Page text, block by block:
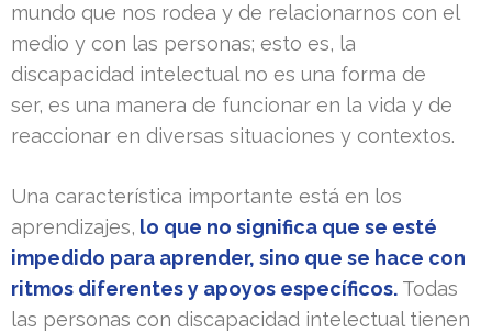
mundo que nos rodea y de relacionarnos con el
medio y con las personas; esto es, la
discapacidad intelectual no es una forma de
ser, es una manera de funcionar en la vida y de
reaccionar en diversas situaciones y contextos.
Una característica importante está en los
aprendizajes, lo que no significa que se esté
impedido para aprender, sino que se hace con
ritmos diferentes y apoyos específicos. Todas
las personas con discapacidad intelectual tienen